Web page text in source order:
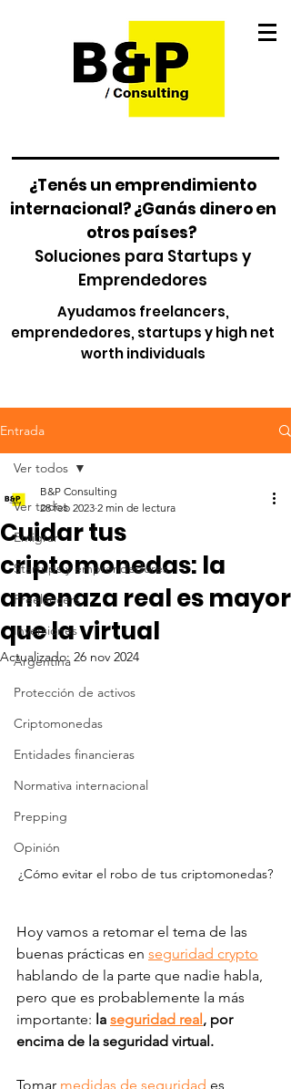
¿Tenés un emprendimiento
internacional? ¿Ganás dinero en
otros países?
Soluciones para Startups y
Emprendedores
Ayudamos freelancers,
emprendedores, startups y high net
worth individuals
Entrada
Ver todos
Emigrar
Startups y emprendedores
Freelancers
Inversiones
Argentina
Protección de activos
Criptomonedas
Entidades financieras
Normativa internacional
Prepping
Opinión
Ver todos
Cuidar tus
criptomonedas: la
amenaza real es mayor
que la virtual
B&P Consulting
28 feb 2023 2 min de lectura
Actualizado: 26 nov 2024
¿Cómo evitar el robo de tus criptomonedas?
Hoy vamos a retomar el tema de las
buenas prácticas en seguridad crypto
hablando de la parte que nadie habla,
pero que es probablemente la más
importante: la seguridad real, por
encima de la seguridad virtual.
Tomar medidas de seguridad es